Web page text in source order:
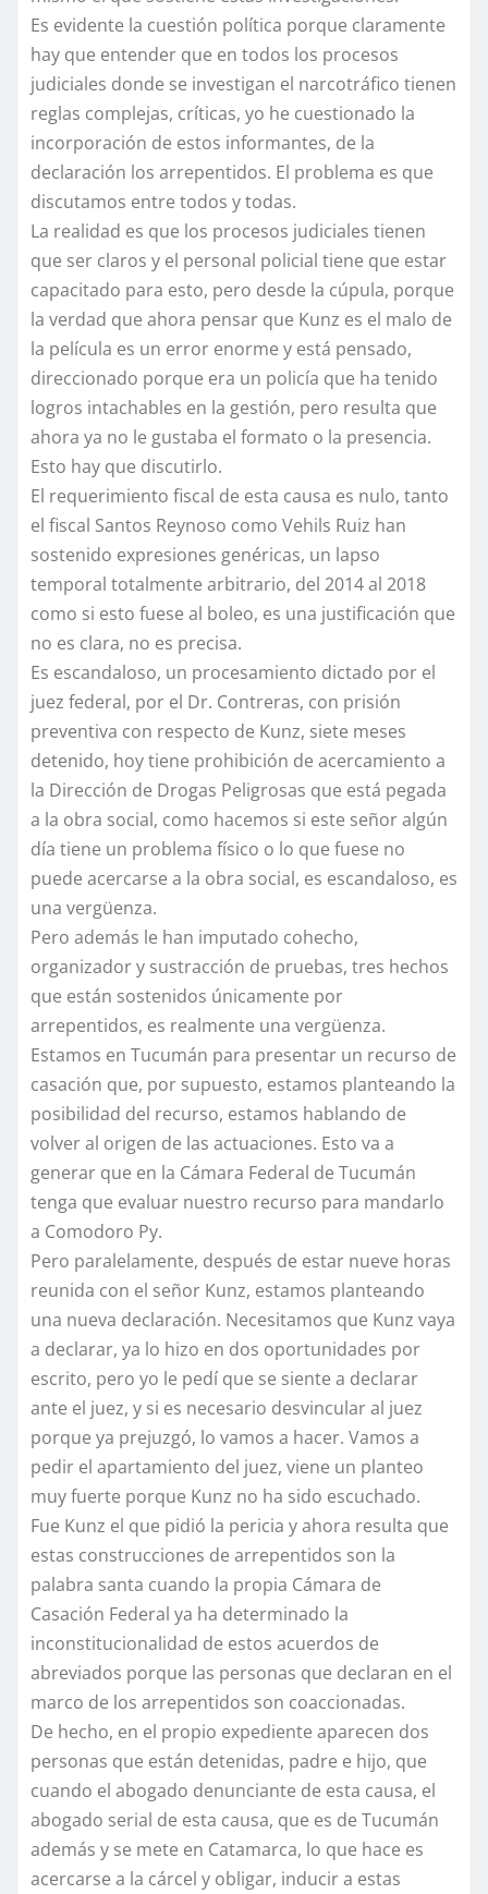
Es evidente la cuestión política porque claramente
hay que entender que en todos los procesos
judiciales donde se investigan el narcotráfico tienen
reglas complejas, críticas, yo he cuestionado la
incorporación de estos informantes, de la
declaración los arrepentidos. El problema es que
discutamos entre todos y todas.
La realidad es que los procesos judiciales tienen
que ser claros y el personal policial tiene que estar
capacitado para esto, pero desde la cúpula, porque
la verdad que ahora pensar que Kunz es el malo de
la película es un error enorme y está pensado,
direccionado porque era un policía que ha tenido
logros intachables en la gestión, pero resulta que
ahora ya no le gustaba el formato o la presencia.
Esto hay que discutirlo.
El requerimiento fiscal de esta causa es nulo, tanto
el fiscal Santos Reynoso como Vehils Ruiz han
sostenido expresiones genéricas, un lapso
temporal totalmente arbitrario, del 2014 al 2018
como si esto fuese al boleo, es una justificación que
no es clara, no es precisa.
Es escandaloso, un procesamiento dictado por el
juez federal, por el Dr. Contreras, con prisión
preventiva con respecto de Kunz, siete meses
detenido, hoy tiene prohibición de acercamiento a
la Dirección de Drogas Peligrosas que está pegada
a la obra social, como hacemos si este señor algún
día tiene un problema físico o lo que fuese no
puede acercarse a la obra social, es escandaloso, es
una vergüenza.
Pero además le han imputado cohecho,
organizador y sustracción de pruebas, tres hechos
que están sostenidos únicamente por
arrepentidos, es realmente una vergüenza.
Estamos en Tucumán para presentar un recurso de
casación que, por supuesto, estamos planteando la
posibilidad del recurso, estamos hablando de
volver al origen de las actuaciones. Esto va a
generar que en la Cámara Federal de Tucumán
tenga que evaluar nuestro recurso para mandarlo
a Comodoro Py.
Pero paralelamente, después de estar nueve horas
reunida con el señor Kunz, estamos planteando
una nueva declaración. Necesitamos que Kunz vaya
a declarar, ya lo hizo en dos oportunidades por
escrito, pero yo le pedí que se siente a declarar
ante el juez, y si es necesario desvincular al juez
porque ya prejuzgó, lo vamos a hacer. Vamos a
pedir el apartamiento del juez, viene un planteo
muy fuerte porque Kunz no ha sido escuchado.
Fue Kunz el que pidió la pericia y ahora resulta que
estas construcciones de arrepentidos son la
palabra santa cuando la propia Cámara de
Casación Federal ya ha determinado la
inconstitucionalidad de estos acuerdos de
abreviados porque las personas que declaran en el
marco de los arrepentidos son coaccionadas.
De hecho, en el propio expediente aparecen dos
personas que están detenidas, padre e hijo, que
cuando el abogado denunciante de esta causa, el
abogado serial de esta causa, que es de Tucumán
además y se mete en Catamarca, lo que hace es
acercarse a la cárcel y obligar, inducir a estas